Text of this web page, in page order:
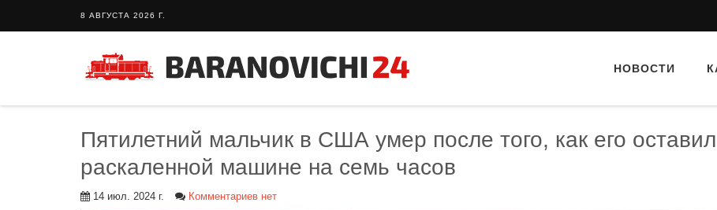
8 АВГУСТА 2026 Г.
НОВОСТИ
Пятилетний мальчик в США умер после того, как его
раскаленной машине на семь часов
14 июл. 2024 г. Комментариев нет